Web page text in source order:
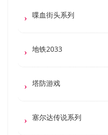
喋血街头系列
地铁2033
塔防游戏
塞尔达传说系列